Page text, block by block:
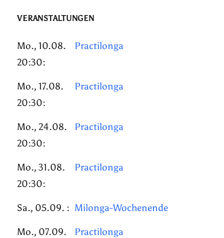
VERANSTALTUNGEN
Mo., 10.08.
20:30:
Practilonga
Mo., 17.08.
20:30:
Practilonga
Mo., 24.08.
20:30:
Practilonga
Mo., 31.08.
20:30:
Practilonga
Sa., 05.09. : Milonga-Wochenende
Mo., 07.09.
Practilonga